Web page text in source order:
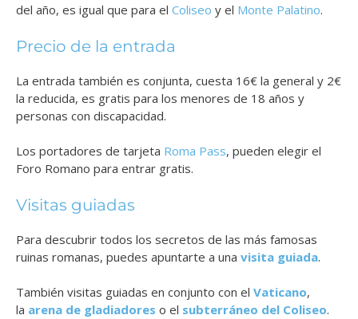
del año, es igual que para el Coliseo y el Monte Palatino.
Precio de la entrada
La entrada también es conjunta, cuesta 16€ la general y 2€
la reducida, es gratis para los menores de 18 años y
personas con discapacidad.
Los portadores de tarjeta Roma Pass, pueden elegir el
Foro Romano para entrar gratis.
Visitas guiadas
Para descubrir todos los secretos de las más famosas
ruinas romanas, puedes apuntarte a una visita guiada.
También visitas guiadas en conjunto con el Vaticano,
la arena de gladiadores o el subterráneo del Coliseo.